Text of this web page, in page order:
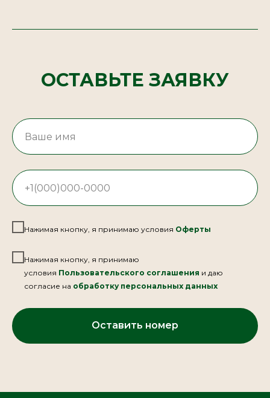
ОСТАВЬТЕ ЗАЯВКУ
Нажимая кнопку, я принимаю условия Оферты
Нажимая кнопку, я принимаю
условия Пользовательского соглашения и даю
согласие на обработку персональных данных
Оставить номер